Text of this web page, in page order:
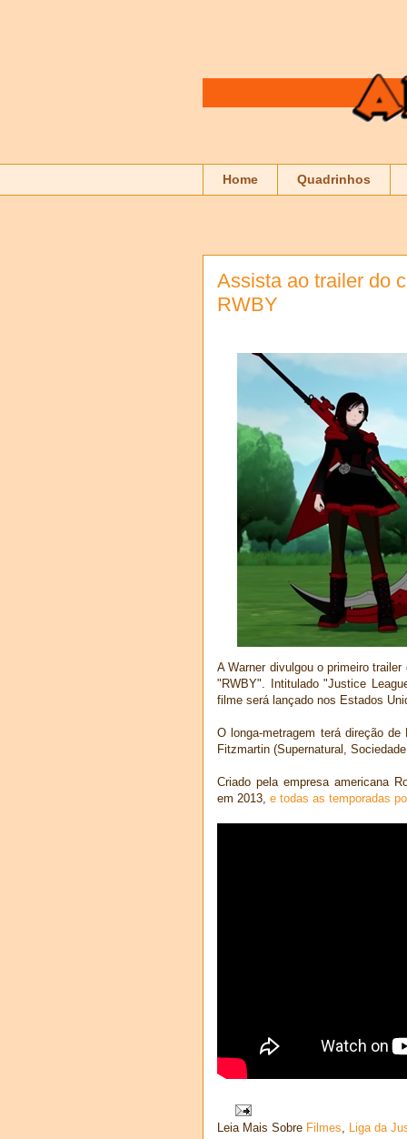
Home Quadrinhos
Assista ao trailer do
RWBY
A Warner divulgou o primeiro
"RWBY". Intitulado "Justice
filme será lançado nos Estados
O longa-metragem terá direção
Fitzmartin (Supernatural,
Criado pela empresa americana
em 2013, e todas as temporadas
Leia Mais Sobre Filmes, Liga da